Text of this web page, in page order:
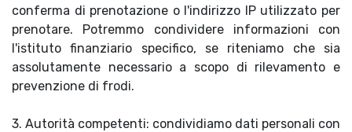
conferma di prenotazione o l'indirizzo IP utilizzato per
prenotare. Potremmo condividere informazioni con
l'istituto finanziario specifico, se riteniamo che sia
assolutamente necessario a scopo di rilevamento e
prevenzione di frodi.
3. Autorità competenti: condividiamo dati personali con